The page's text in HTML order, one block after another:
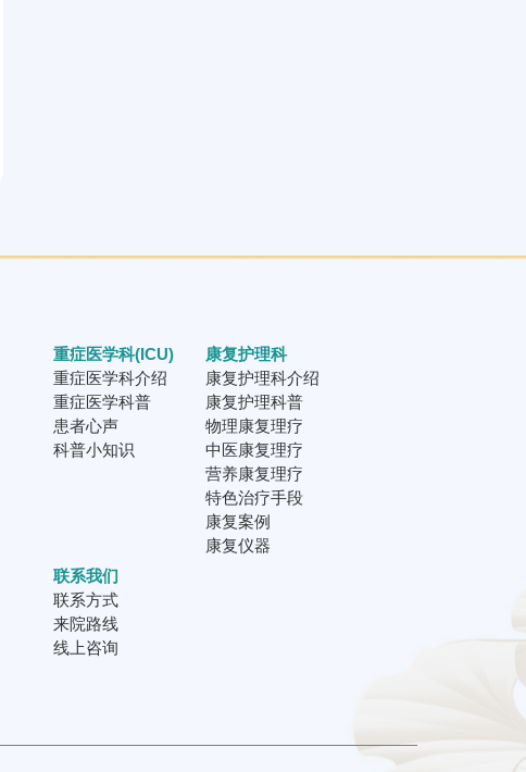
重症医学科(ICU)
重症医学科介绍
重症医学科普
患者心声
科普小知识
康复护理科
康复护理科介绍
康复护理科普
物理康复理疗
中医康复理疗
营养康复理疗
特色治疗手段
康复案例
康复仪器
联系我们
联系方式
来院路线
线上咨询